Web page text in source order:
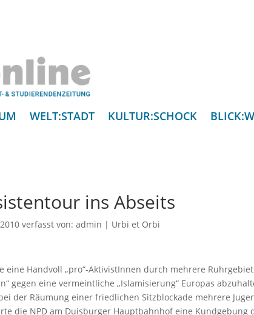
WELT:STADT KULTUR:SCHOCK
ins Abseits
verfasst von:admin | Urbi et Orbi
eine Handvoll „pro“-AktivistInnen durch mehrere
gegen eine vermeintliche „Islamisierung“ Europas
der Räumung einer friedlichen Sitzblockade mehrere
die NPD am Duisburger Hauptbahnhof eine Kundgebung